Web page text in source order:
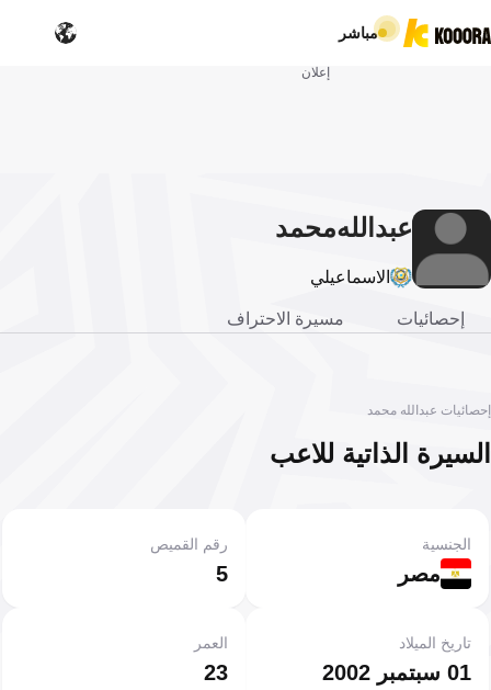
مباشر
إعلان
عبداللهمحمد
الاسماعيلي
إحصائيات مسيرة الاحتراف
إحصائيات عبدالله محمد
السيرة الذاتية للاعب
مصر
الجنسية
5
رقم القميص
01 سبتمبر 2002
تاريخ الميلاد
23
العمر